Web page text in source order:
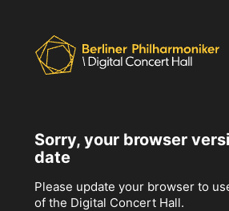
Sorry, your browser
date
Please update your browser to
of the Digital Concert Hall.